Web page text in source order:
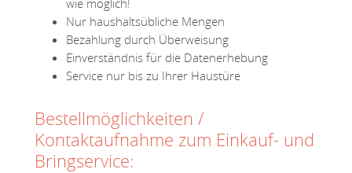
Nur haushaltsübliche Mengen
Bezahlung durch Überweisung
Einverständnis für die Datenerhebung
Service nur bis zu Ihrer Haustüre
Bestellmöglichkeiten /
Kontaktaufnahme zum Einkauf- und
Bringservice: